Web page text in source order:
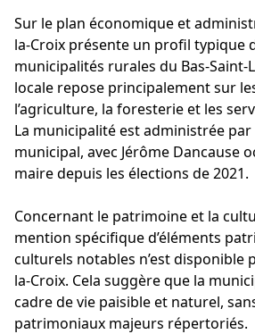
Sur le plan économique et
la-Croix présente un profil typique
municipalités rurales du Bas-Saint-
locale repose principalement sur
l’agriculture, la foresterie et les
La municipalité est administrée par
municipal, avec Jérôme Dancause
maire depuis les élections de 2021.
Concernant le patrimoine et la
mention spécifique d’éléments
culturels notables n’est disponible
la-Croix. Cela suggère que la
cadre de vie paisible et naturel,
patrimoniaux majeurs répertoriés.